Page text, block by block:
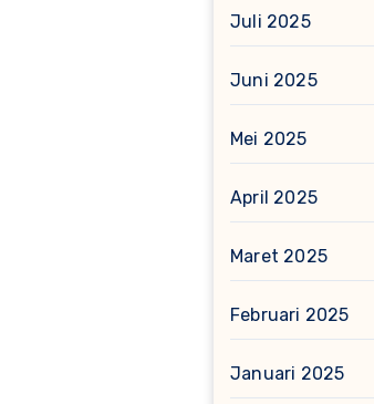
Juli 2025
Juni 2025
Mei 2025
April 2025
Maret 2025
Februari 2025
Januari 2025